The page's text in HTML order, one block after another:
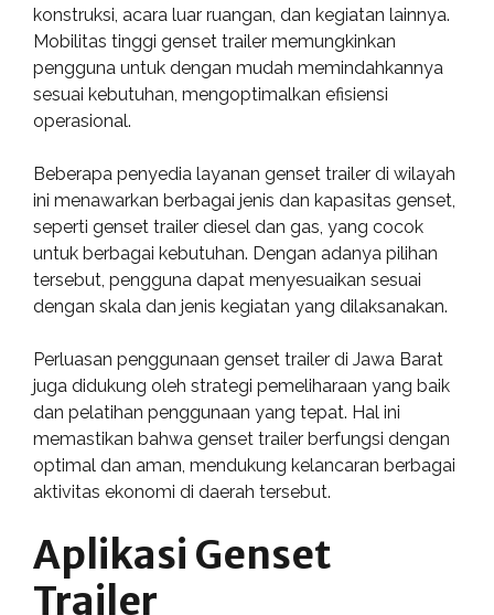
konstruksi, acara luar ruangan, dan kegiatan lainnya.
Mobilitas tinggi genset trailer memungkinkan
pengguna untuk dengan mudah memindahkannya
sesuai kebutuhan, mengoptimalkan efisiensi
operasional.
Beberapa penyedia layanan genset trailer di wilayah
ini menawarkan berbagai jenis dan kapasitas genset,
seperti genset trailer diesel dan gas, yang cocok
untuk berbagai kebutuhan. Dengan adanya pilihan
tersebut, pengguna dapat menyesuaikan sesuai
dengan skala dan jenis kegiatan yang dilaksanakan.
Perluasan penggunaan genset trailer di Jawa Barat
juga didukung oleh strategi pemeliharaan yang baik
dan pelatihan penggunaan yang tepat. Hal ini
memastikan bahwa genset trailer berfungsi dengan
optimal dan aman, mendukung kelancaran berbagai
aktivitas ekonomi di daerah tersebut.
Aplikasi Genset
Trailer